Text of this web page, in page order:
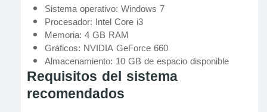
Sistema operativo: Windows 7
Procesador: Intel Core i3
Memoria: 4 GB RAM
Gráficos: NVIDIA GeForce 660
Almacenamiento: 10 GB de espacio disponible
Requisitos del sistema
recomendados